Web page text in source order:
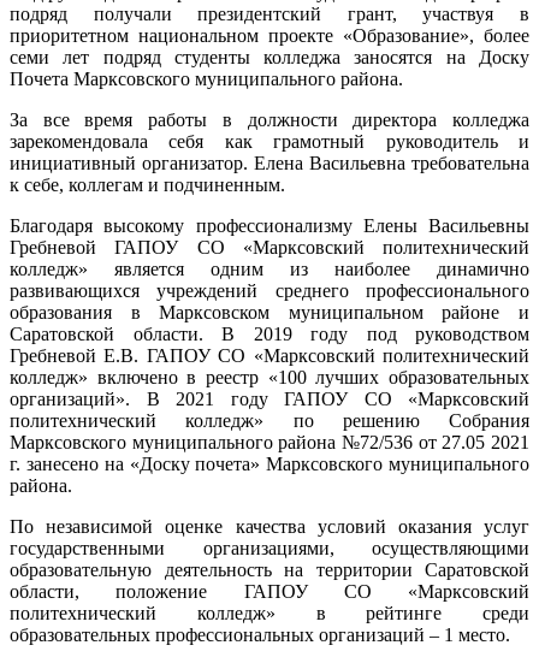
подряд получали президентский грант, участвуя в
приоритетном национальном проекте «Образование», более
семи лет подряд студенты колледжа заносятся на Доску
Почета Марксовского муниципального района.
За все время работы в должности директора колледжа
зарекомендовала себя как грамотный руководитель и
инициативный организатор. Елена Васильевна требовательна
к себе, коллегам и подчиненным.
Благодаря высокому профессионализму Елены Васильевны
Гребневой ГАПОУ СО «Марксовский политехнический
колледж» является одним из наиболее динамично
развивающихся учреждений среднего профессионального
образования в Марксовском муниципальном районе и
Саратовской области. В 2019 году под руководством
Гребневой Е.В. ГАПОУ СО «Марксовский политехнический
колледж» включено в реестр «100 лучших образовательных
организаций». В 2021 году ГАПОУ СО «Марксовский
политехнический колледж» по решению Собрания
Марксовского муниципального района №72/536 от 27.05 2021
г. занесено на «Доску почета» Марксовского муниципального
района.
По независимой оценке качества условий оказания услуг
государственными организациями, осуществляющими
образовательную деятельность на территории Саратовской
области, положение ГАПОУ СО «Марксовский
политехнический колледж» в рейтинге среди
образовательных профессиональных организаций – 1 место.